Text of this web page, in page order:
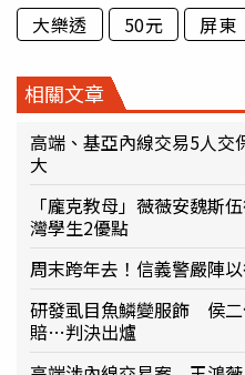
大樂透 50元 屏東
相關文章
高端、基亞內線交易5人
大
「龐克教母」薇薇安魏
灣學生2優點
周末跨年去！信義警嚴陣
研發虱目魚鱗變服飾 侯二
賠…判決出爐